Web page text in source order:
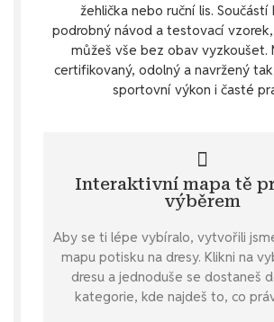
žehlička nebo ruční lis. Součástí
podrobný návod a testovací
můžeš vše bez obav vyzkoušet.
certifikovaný, odolný a navržený
sportovní výkon i časté
Interaktivní mapa tě
výběrem
Aby se ti lépe vybíralo, vytvořili
mapu potisku na dresy. Klikni na
dresu a jednoduše se dostaneš
kategorie, kde najdeš to, co